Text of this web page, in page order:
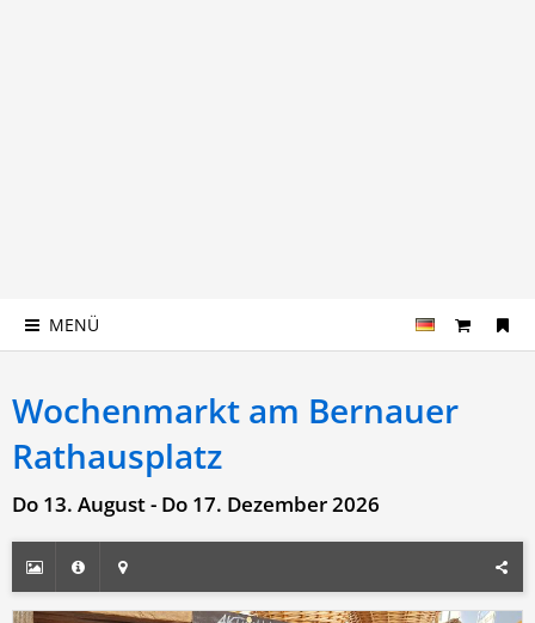
MENÜ
Wochenmarkt am Bernauer
Rathausplatz
Do 13. August - Do 17. Dezember 2026